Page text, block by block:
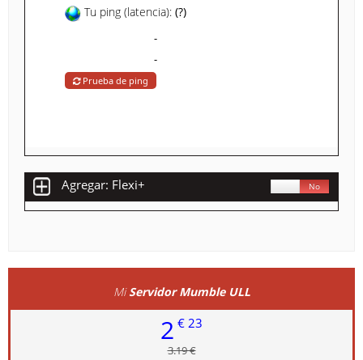
Tu ping (latencia): (?)
-
-
Prueba de ping
Agregar: Flexi+ No
MiServidor Mumble ULL
2 € 23
3.19 €